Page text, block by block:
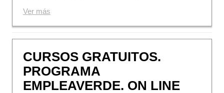
Ver más
CURSOS GRATUITOS.
PROGRAMA
EMPLEAVERDE. ON LINE